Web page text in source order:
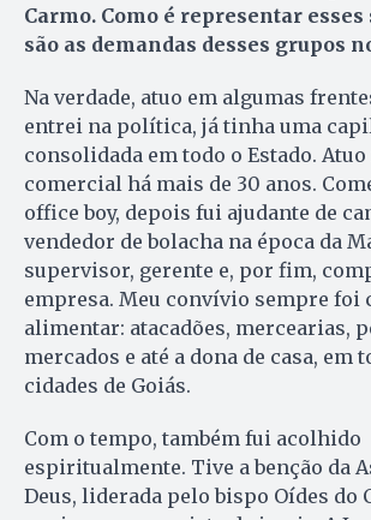
Carmo. Como é representar esses
são as demandas desses grupos
Na verdade, atuo em algumas
entrei na política, já tinha uma
consolidada em todo o Estado.
comercial há mais de 30 anos.
office boy, depois fui ajudante de
vendedor de bolacha na época da
supervisor, gerente e, por fim,
empresa. Meu convívio sempre foi
alimentar: atacadões, mercearias,
mercados e até a dona de casa, em
cidades de Goiás.
Com o tempo, também fui acolhido
espiritualmente. Tive a benção da
Deus, liderada pelo bispo Oídes do